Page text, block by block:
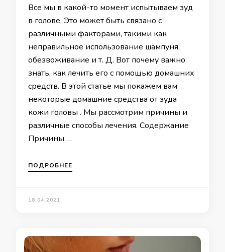
Все мы в какой-то момент испытываем зуд
в голове. Это может быть связано с
различными факторами, такими как
неправильное использование шампуня,
обезвоживание и т. Д. Вот почему важно
знать, как лечить его с помощью домашних
средств. В этой статье мы покажем вам
некоторые домашние средства от зуда
кожи головы . Мы рассмотрим причины и
различные способы лечения. Содержание
Причины …
ПОДРОБНЕЕ
18.04.2021